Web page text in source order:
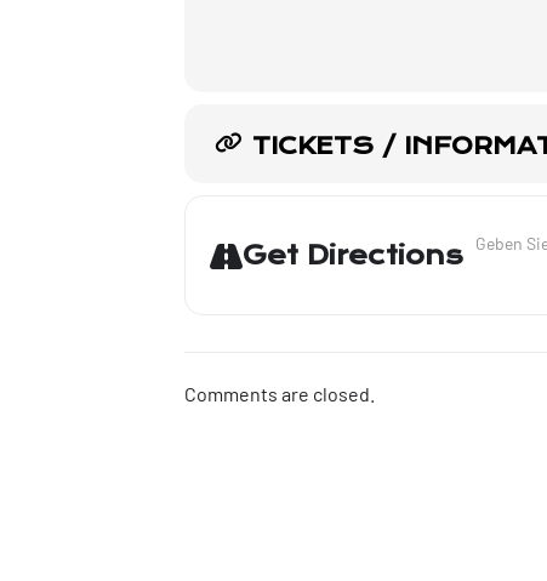
TICKETS /
Get Directions
Address -
Comments are closed.